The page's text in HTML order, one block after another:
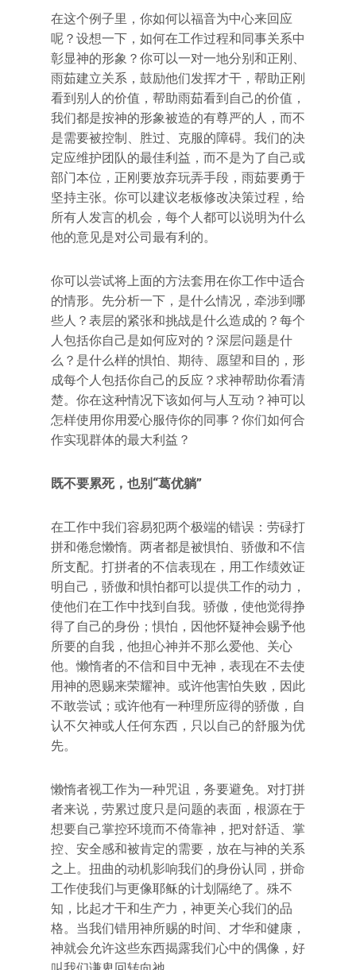
在这个例子里，你如何以福音为中心来回应
呢？设想一下，如何在工作过程和同事关系中
彰显神的形象？你可以一对一地分别和正刚、
雨茹建立关系，鼓励他们发挥才干，帮助正刚
看到别人的价值，帮助雨茹看到自己的价值，
我们都是按神的形象被造的有尊严的人，而不
是需要被控制、胜过、克服的障碍。我们的决
定应维护团队的最佳利益，而不是为了自己或
部门本位，正刚要放弃玩弄手段，雨茹要勇于
坚持主张。你可以建议老板修改决策过程，给
所有人发言的机会，每个人都可以说明为什么
他的意见是对公司最有利的。
你可以尝试将上面的方法套用在你工作中适合
的情形。先分析一下，是什么情况，牵涉到哪
些人？表层的紧张和挑战是什么造成的？每个
人包括你自己是如何应对的？深层问题是什
么？是什么样的惧怕、期待、愿望和目的，形
成每个人包括你自己的反应？求神帮助你看清
楚。你在这种情况下该如何与人互动？神可以
怎样使用你用爱心服侍你的同事？你们如何合
作实现群体的最大利益？
既不要累死，也别“葛优躺”
在工作中我们容易犯两个极端的错误：劳碌打
拼和倦怠懒惰。两者都是被惧怕、骄傲和不信
所支配。打拼者的不信表现在，用工作绩效证
明自己，骄傲和惧怕都可以提供工作的动力，
使他们在工作中找到自我。骄傲，使他觉得挣
得了自己的身份；惧怕，因他怀疑神会赐予他
所要的自我，他担心神并不那么爱他、关心
他。懒惰者的不信和目中无神，表现在不去使
用神的恩赐来荣耀神。或许他害怕失败，因此
不敢尝试；或许他有一种理所应得的骄傲，自
认不欠神或人任何东西，只以自己的舒服为优
先。
懒惰者视工作为一种咒诅，务要避免。对打拼
者来说，劳累过度只是问题的表面，根源在于
想要自己掌控环境而不倚靠神，把对舒适、掌
控、安全感和被肯定的需要，放在与神的关系
之上。扭曲的动机影响我们的身份认同，拼命
工作使我们与更像耶稣的计划隔绝了。殊不
知，比起才干和生产力，神更关心我们的品
格。当我们错用神所赐的时间、才华和健康，
神就会允许这些东西揭露我们心中的偶像，好